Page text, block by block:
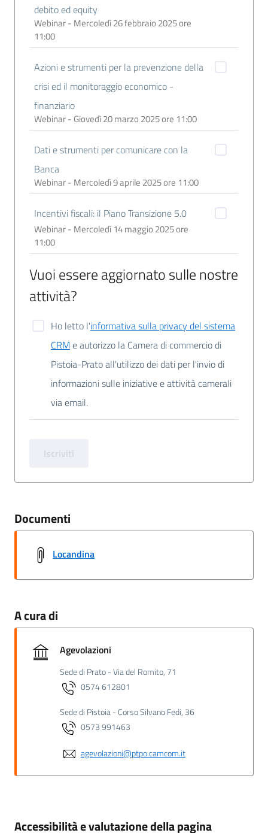
debito ed equity
Webinar - Mercoledì 26 febbraio 2025 ore
11:00
Azioni e strumenti per la prevenzione della
crisi ed il monitoraggio economico -
finanziario
Webinar - Giovedì 20 marzo 2025 ore 11:00
Dati e strumenti per comunicare con la
Banca
Webinar - Mercoledì 9 aprile 2025 ore 11:00
Incentivi fiscali: il Piano Transizione 5.0
Webinar - Mercoledì 14 maggio 2025 ore
11:00
Vuoi essere aggiornato sulle nostre
attività?
Ho letto l'informativa sulla privacy del sistema
CRM e autorizzo la Camera di commercio di
Pistoia-Prato all'utilizzo dei dati per l'invio di
informazioni sulle iniziative e attività camerali
via email.
Iscriviti
Documenti
Locandina
A cura di
Agevolazioni
Sede di Prato - Via del Romito, 71
0574 612801
Sede di Pistoia - Corso Silvano Fedi, 36
0573 991463
agevolazioni@ptpo.camcom.it
Accessibilità e valutazione della pagina